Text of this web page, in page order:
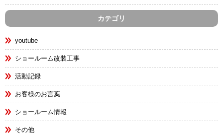
カテゴリ
youtube
ショールーム改装工事
活動記録
お客様のお言葉
ショールーム情報
その他